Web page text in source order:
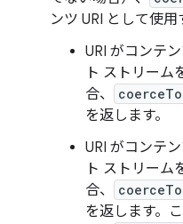
ンツ URI として使用
URI がコンテ
ト ストリーム
合、
を返します。
URI がコンテ
ト ストリーム
合、
を返します。